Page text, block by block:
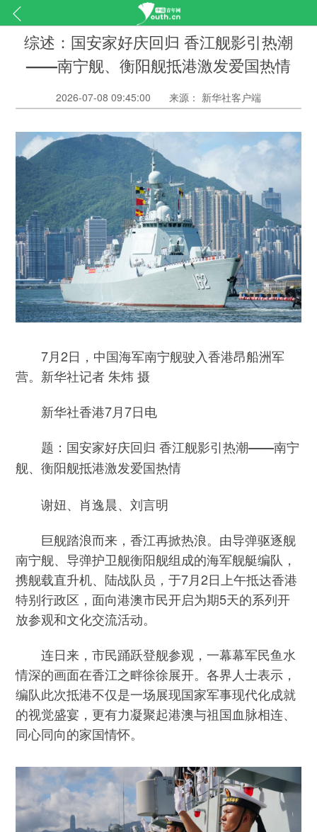
综述：国安家好庆回归 香江舰影引热潮
——南宁舰、衡阳舰抵港激发爱国热情
2026-07-08 09:45:00 来源： 新华社客户端
7月2日，中国海军南宁舰驶入香港昂船洲军
营。新华社记者 朱炜 摄
新华社香港7月7日电
题：国安家好庆回归 香江舰影引热潮——南宁
舰、衡阳舰抵港激发爱国热情
谢妞、肖逸晨、刘言明
巨舰踏浪而来，香江再掀热浪。由导弹驱逐舰
南宁舰、导弹护卫舰衡阳舰组成的海军舰艇编队，
携舰载直升机、陆战队员，于7月2日上午抵达香港
特别行政区，面向港澳市民开启为期5天的系列开
放参观和文化交流活动。
连日来，市民踊跃登舰参观，一幕幕军民鱼水
情深的画面在香江之畔徐徐展开。各界人士表示，
编队此次抵港不仅是一场展现国家军事现代化成就
的视觉盛宴，更有力凝聚起港澳与祖国血脉相连、
同心同向的家国情怀。